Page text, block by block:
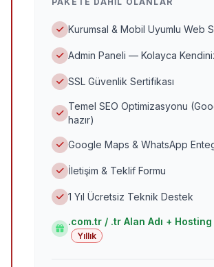
Kurumsal & Mobil Uyumlu Web
Admin Paneli — Kolayca
SSL Güvenlik Sertifikası
Temel SEO Optimizasyonu
hazır)
Google Maps & WhatsApp
İletişim & Teklif Formu
1 Yıl Ücretsiz Teknik Destek
.com.tr / .tr Alan Adı +
Yıllık